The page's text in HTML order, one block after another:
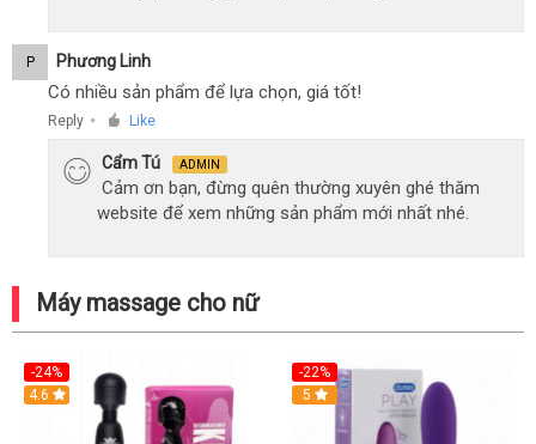
P Phương Linh
Có nhiều sản phẩm để lựa chọn, giá tốt!
Reply ● Like
Cẩm Tú ADMIN
Cảm ơn bạn, đừng quên thường xuyên ghé thăm
website để xem những sản phẩm mới nhất nhé.
Máy massage cho nữ
-24%
4.6
-22%
Hot
5